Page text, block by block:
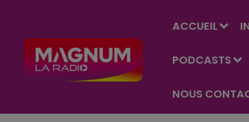
ACCUEIL
PODCASTS
NOUS